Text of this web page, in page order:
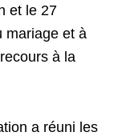
et le 27
mariage et à
à la
a réuni les